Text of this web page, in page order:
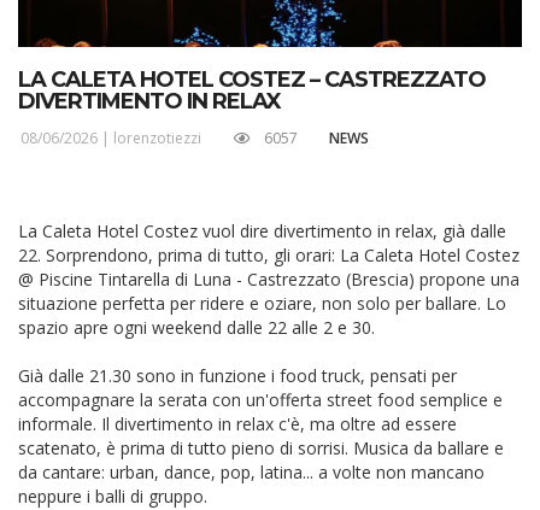
LA CALETA HOTEL COSTEZ – CASTREZZATO
DIVERTIMENTO IN RELAX
08/06/2026 | lorenzotiezzi 6057 NEWS
La Caleta Hotel Costez vuol dire divertimento in relax, già dalle
22. Sorprendono, prima di tutto, gli orari: La Caleta Hotel Costez
@ Piscine Tintarella di Luna - Castrezzato (Brescia) propone una
situazione perfetta per ridere e oziare, non solo per ballare. Lo
spazio apre ogni weekend dalle 22 alle 2 e 30.
Già dalle 21.30 sono in funzione i food truck, pensati per
accompagnare la serata con un'offerta street food semplice e
informale. Il divertimento in relax c'è, ma oltre ad essere
scatenato, è prima di tutto pieno di sorrisi. Musica da ballare e
da cantare: urban, dance, pop, latina... a volte non mancano
neppure i balli di gruppo.